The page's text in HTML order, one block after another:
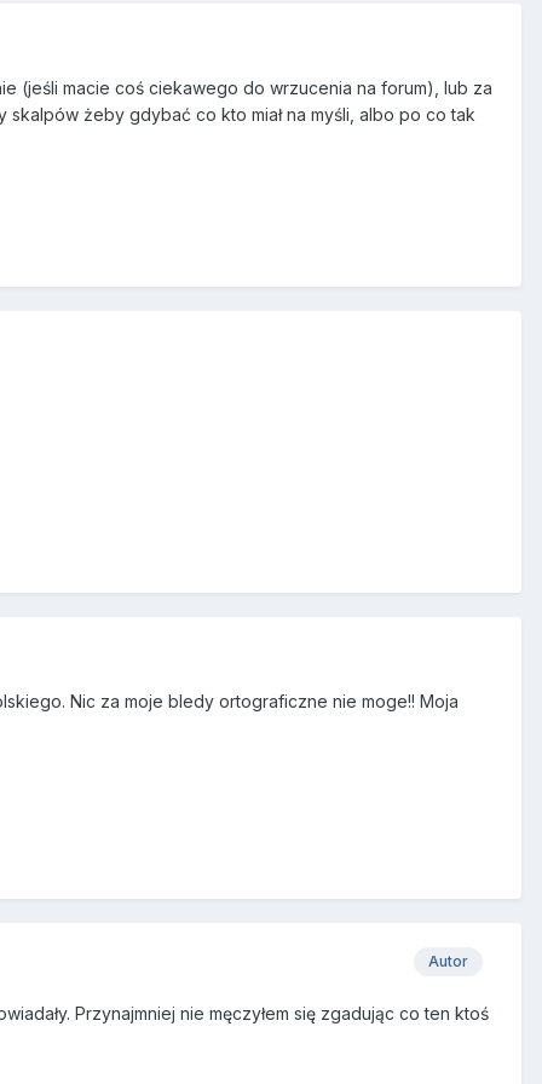
(jeśli macie coś ciekawego do wrzucenia na forum), lub za
skalpów żeby gdybać co kto miał na myśli, albo po co tak
Nic za moje bledy ortograficzne nie moge!! Moja
Autor
Przynajmniej nie męczyłem się zgadując co ten ktoś